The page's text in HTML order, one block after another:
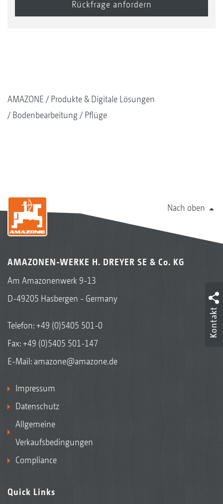
AMAZONE
Produkte & Digitale Lösungen
Bodenbearbeitung
Pflüge
Nach oben
AMAZONEN-WERKE H. DREYER SE & Co. KG
Am Amazonenwerk 9-13
D-49205 Hasbergen - Germany
Telefon:+49 (0)5405 501-0
Fax: +49 (0)5405 501-147
E-Mail: amazone@amazone.de
Impressum
Datenschutz
Allgemeine
Verkaufsbedingungen
Compliance
Quick Links
Kontakt